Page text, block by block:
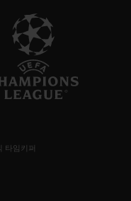
타임키퍼